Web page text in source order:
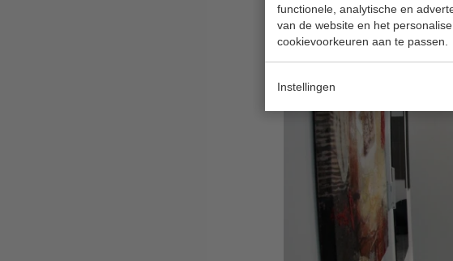
functionele, analytische en
van de website en het
cookievoorkeuren aan te passen.
Instellingen